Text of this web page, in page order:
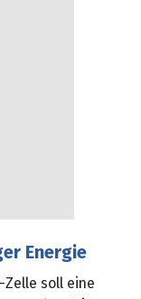
Energie
Zelle soll eine